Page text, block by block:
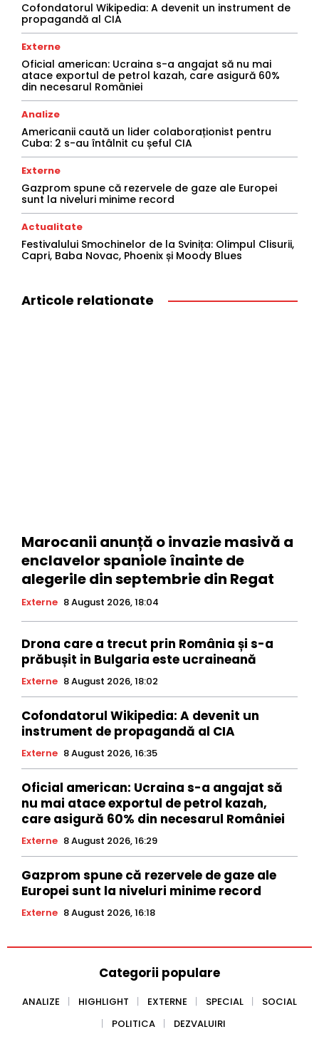
Cofondatorul Wikipedia: A devenit un instrument de
propagandă al CIA
Externe
Oficial american: Ucraina s-a angajat să nu mai
atace exportul de petrol kazah, care asigură 60%
din necesarul României
Analize
Americanii caută un lider colaboraționist pentru
Cuba: 2 s-au întâlnit cu șeful CIA
Externe
Gazprom spune că rezervele de gaze ale Europei
sunt la niveluri minime record
Actualitate
Festivalului Smochinelor de la Svinița: Olimpul Clisurii,
Capri, Baba Novac, Phoenix și Moody Blues
Articole relationate
Marocanii anunță o invazie masivă a
enclavelor spaniole înainte de
alegerile din septembrie din Regat
Externe 8 August 2026, 18:04
Drona care a trecut prin România și s-a
prăbușit in Bulgaria este ucraineană
Externe 8 August 2026, 18:02
Cofondatorul Wikipedia: A devenit un
instrument de propagandă al CIA
Externe 8 August 2026, 16:35
Oficial american: Ucraina s-a angajat să
nu mai atace exportul de petrol kazah,
care asigură 60% din necesarul României
Externe 8 August 2026, 16:29
Gazprom spune că rezervele de gaze ale
Europei sunt la niveluri minime record
Externe 8 August 2026, 16:18
Categorii populare
ANALIZE HIGHLIGHT EXTERNE SPECIAL
SOCIAL
POLITICA
DEZVALUIRI